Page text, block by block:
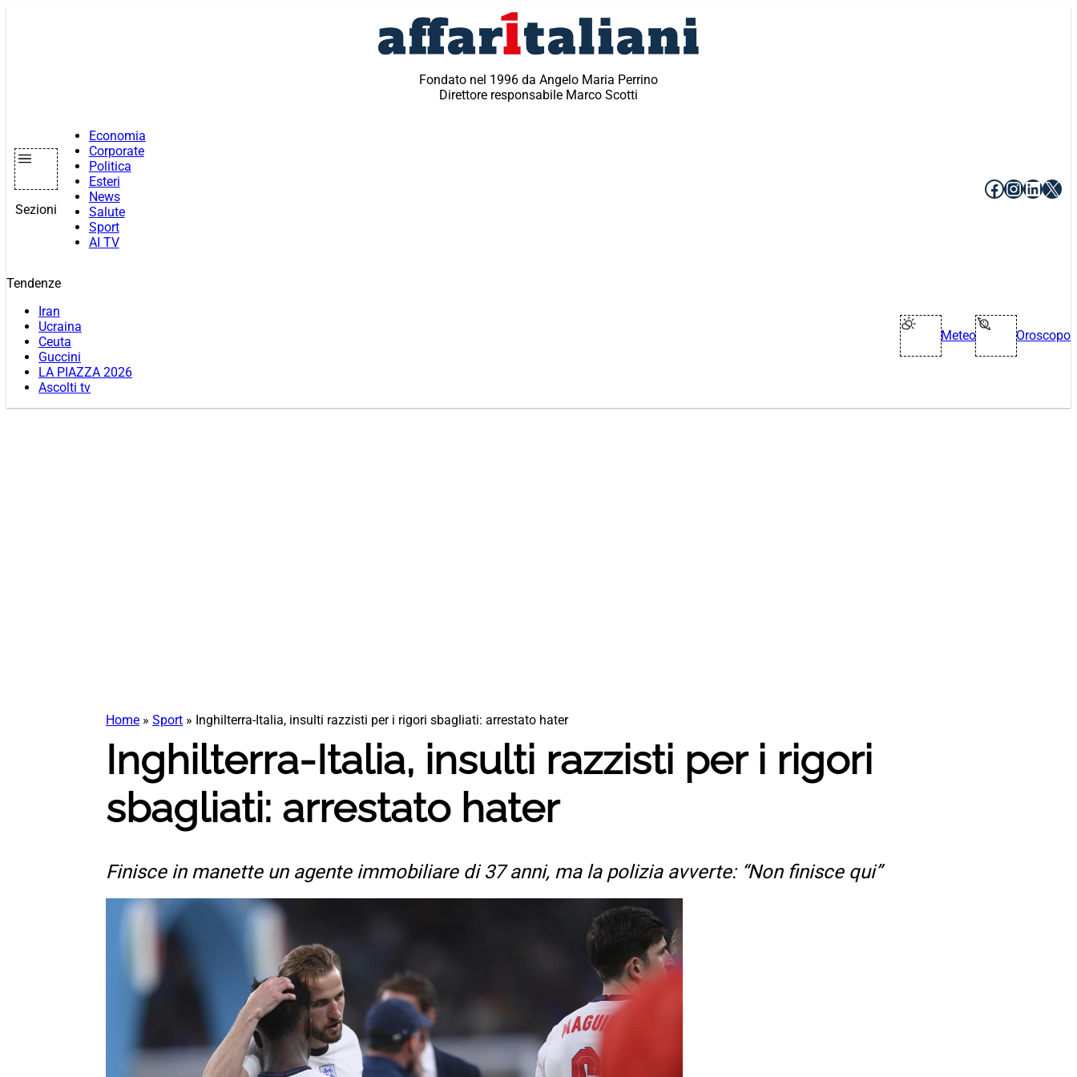
Fondato nel 1996 da Angelo Maria Perrino
Direttore responsabile Marco Scotti
Sezioni
Economia
Corporate
Politica
Esteri
News
Salute
Sport
AI TV
Facebook
X
Tendenze
Iran
Ucraina
Ceuta
Guccini
LA PIAZZA 2026
Ascolti tv
Meteo Oroscopo
Home » Sport » Inghilterra-Italia, insulti razzisti per i rigori sbagliati: arrestato hater
Inghilterra-Italia, insulti razzisti per i rigori
sbagliati: arrestato hater
Finisce in manette un agente immobiliare di 37 anni, ma la polizia avverte: “Non finisce qui”